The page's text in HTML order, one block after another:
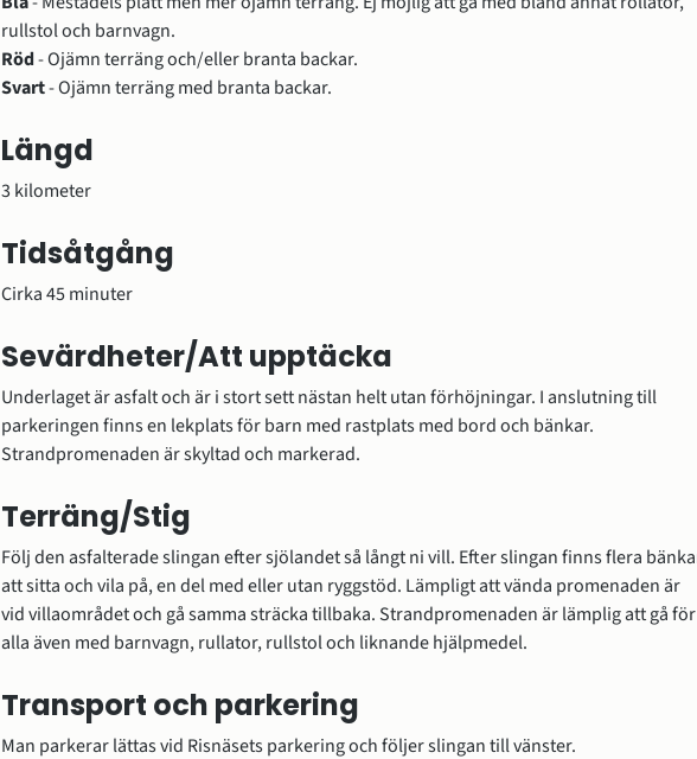
rullstol och barnvagn.
Röd - Ojämn terräng och/eller branta backar.
Svart - Ojämn terräng med branta backar.
Längd
3 kilometer
Tidsåtgång
Cirka 45 minuter
Sevärdheter/Att upptäcka
Underlaget är asfalt och är i stort sett nästan helt utan förhöjningar. I anslutning till
parkeringen finns en lekplats för barn med rastplats med bord och bänkar.
Strandpromenaden är skyltad och markerad.
Terräng/Stig
att sitta och vila på, en del med eller utan ryggstöd. Lämpligt att vända promenaden är
vid villaområdet och gå samma sträcka tillbaka. Strandpromenaden är lämplig att gå för
alla även med barnvagn, rullator, rullstol och liknande hjälpmedel.
Transport och parkering
Man parkerar lättas vid Risnäsets parkering och följer slingan till vänster.